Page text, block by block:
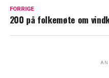
FORRIGE
200 på folkemøte om